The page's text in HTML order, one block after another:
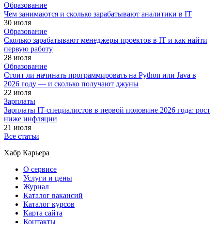
Образование
Чем занимаются и сколько зарабатывают аналитики в IT
30 июля
Образование
Сколько зарабатывают менеджеры проектов в IT и как найти
первую работу
28 июля
Образование
Стоит ли начинать программировать на Python или Java в
2026 году — и сколько получают джуны
22 июля
Зарплаты
Зарплаты IT-специалистов в первой половине 2026 года: рост
ниже инфляции
21 июля
Все статьи
Хабр Карьера
О сервисе
Услуги и цены
Журнал
Каталог вакансий
Каталог курсов
Карта сайта
Контакты